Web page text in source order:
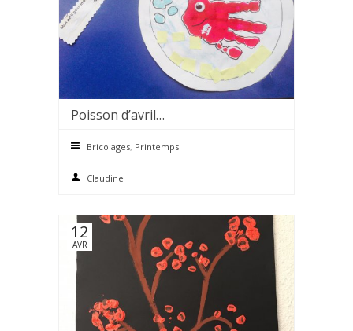
Poisson d’avril…
Bricolages, Printemps
Claudine
12
AVR